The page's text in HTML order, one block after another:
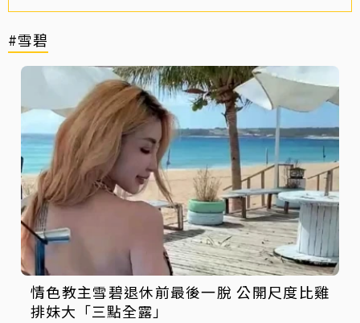
#雪碧
情色教主雪碧退休前最後一脫 公開尺度比雞
排妹大「三點全露」